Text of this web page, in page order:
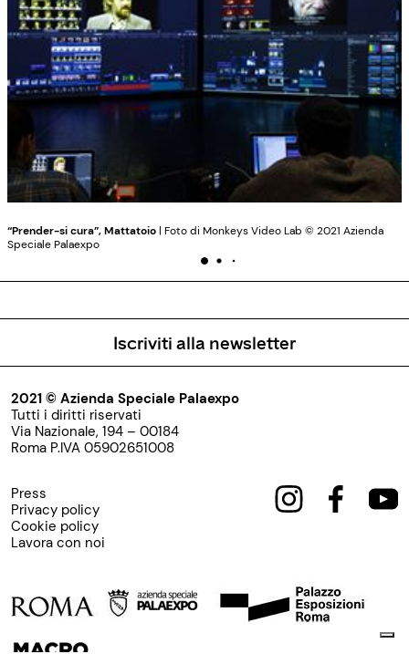
“Prender-si cura”, Mattatoio| Foto di Monkeys Video Lab © 2021 Azienda
Speciale Palaexpo
Iscriviti alla newsletter
2021 © Azienda Speciale Palaexpo
Tutti i diritti riservati
Via Nazionale, 194 – 00184
Roma P.IVA 05902651008
Press
Privacy policy
Cookie policy
Lavora con noi